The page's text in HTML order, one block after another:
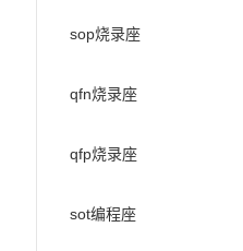
sop烧录座
qfn烧录座
qfp烧录座
sot编程座